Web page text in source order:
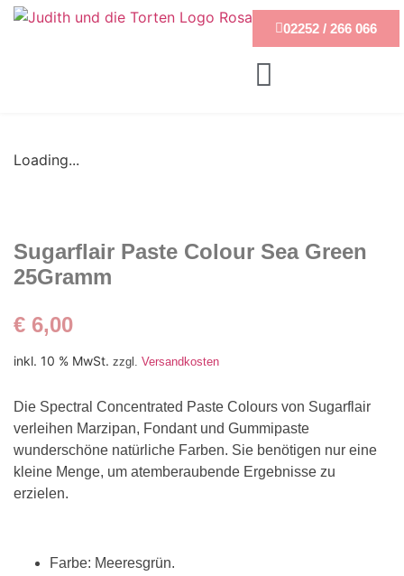
02252 / 266 066
Loading...
Sugarflair Paste Colour Sea Green
25Gramm
€ 6,00
inkl. 10 % MwSt. zzgl. Versandkosten
Die Spectral Concentrated Paste Colours von Sugarflair
verleihen Marzipan, Fondant und Gummipaste
wunderschöne natürliche Farben. Sie benötigen nur eine
kleine Menge, um atemberaubende Ergebnisse zu
erzielen.
Farbe: Meeresgrün.